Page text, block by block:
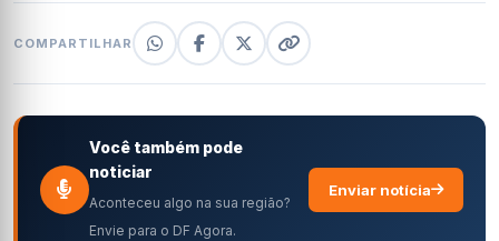
COMPARTILHAR
Você também pode
noticiar
Aconteceu algo na sua região?
Envie para o DF Agora.
Enviar notícia